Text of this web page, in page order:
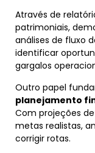
Através de
patrimoniais,
análises de fluxo
identificar
gargalos
Outro papel
planejamento
Com projeções
metas realistas,
corrigir rotas.